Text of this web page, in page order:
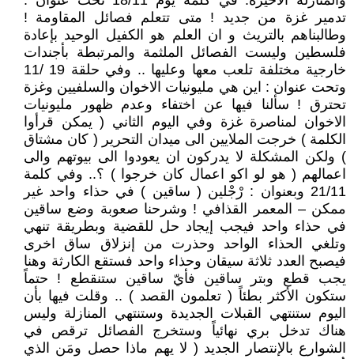
تدمير غزة من جديد ! متى تتعلم فصائل المقاومة !
وطالبناهم بالتريث و ان العلم هو الكفيل الوحيد بإعادة
فلسطين وليست الفصائل الملثمة والمرتبطة بأجندات
خارجية مختلفة تلعب معها وعليها .. وفي حلقة 19 /11
وتحت عنوان : اين هي مليونيات الاخوان والسلفيين وغزة
تحترق ! سألنا فيها عن اختفاء وعدم ظهور مليونيات
الاخوان لمناصرة غزة وفي اليوم الثاني ( يمكن قرأوا
الكلمة ) خرجت الملايين الى ميدان التحرير ( كان مشتاق
) ولكن المشكلة لا يدركون ان يعودوا الى بيوتهم والى
اعمالهم ( هو لو اكو اعمال كان خرجوا ) ؟.. وفي كلمة
21/11 وبعنوان : رْجْلين ( ساقين ) في حذاء واحد غير
ممكن – المعمر القذافي ! وشرحنا صعوبة وضع ساقين
في حذاء واحد فيجب إيجاد حل للقضية وبطريقة تنهي
وتلغي الحذاء الواحد وحذرت من إنزلاق ساق اخرى
فيصبح العدد ثلاثة سيقان وحذاء واحد فستقع الكارثة وهنا
يجب قطع وبتر ساقين فأيّ ساقين ستنقطع ! حتماً
ستكون الأكثر بطئاً ( تعلمون القصد ) .. وقلت فيها بأن
اليوم ستنتهي القبلات الجديدة وستنتهي المنازلة وليس
هناك تدخل بري نهائياً وستخرج الفصائل ترقص في
الشوارع بالإنتصار الجديد ( لا يهم ماذا حصل ومَن الذي